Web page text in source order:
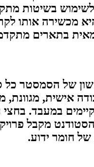
בשיטות
מכשירה אותו
בתארים
של הסמסטר כל
אישית, מגוונת,
במעבד.
מקבל
חומר ידוע.